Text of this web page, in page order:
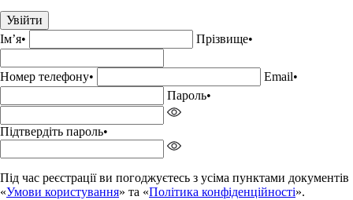
Увійти
Імʼя• Прізвище•
Номер телефону• Email•
Пароль•
Підтвердіть пароль•
Під час реєстрації ви погоджуєтесь з усіма пунктами документів
«Умови користування» та «Політика конфіденційності».